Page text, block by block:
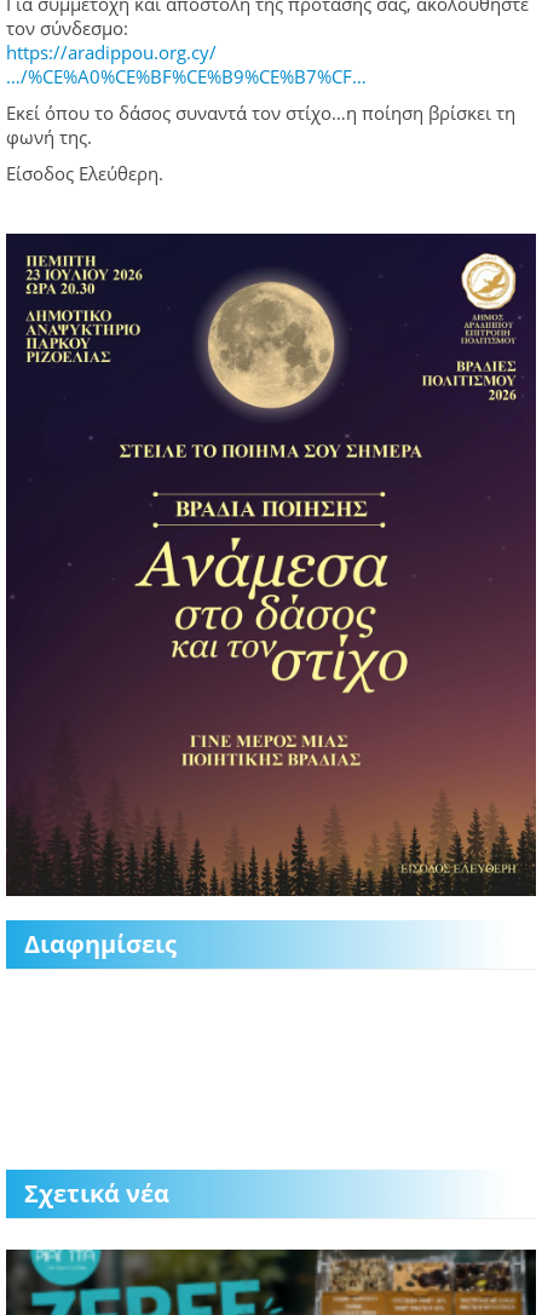
τον σύνδεσμο:
https://aradippou.org.cy/
…/%CE%A0%CE%BF%CE%B9%CE%B7%CF…
Εκεί όπου το δάσος συναντά τον στίχο…η ποίηση βρίσκει τη
φωνή της.
Είσοδος Ελεύθερη.
Διαφημίσεις
Σχετικά νέα